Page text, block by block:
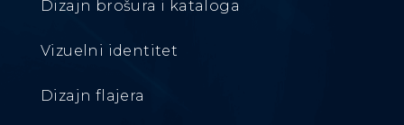
Dizajn brošura i kataloga
Vizuelni identitet
Dizajn flajera